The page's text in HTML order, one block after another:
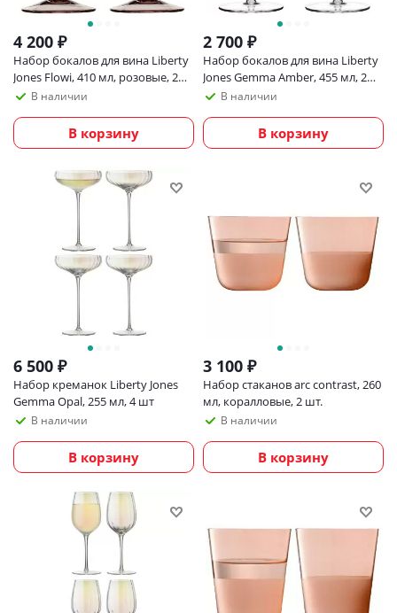
4 200 ₽
Набор бокалов для вина Liberty
Jones Flowi, 410 мл, розовые, 2
шт В наличии
В корзину
2 700 ₽
Набор бокалов для вина Liberty
Jones Gemma Amber, 455 мл, 2
шт В наличии
В корзину
6 500 ₽
Набор креманок Liberty Jones
Gemma Opal, 255 мл, 4 шт
В наличии
В корзину
3 100 ₽
Набор стаканов arc contrast, 260
мл, коралловые, 2 шт.
В наличии
В корзину